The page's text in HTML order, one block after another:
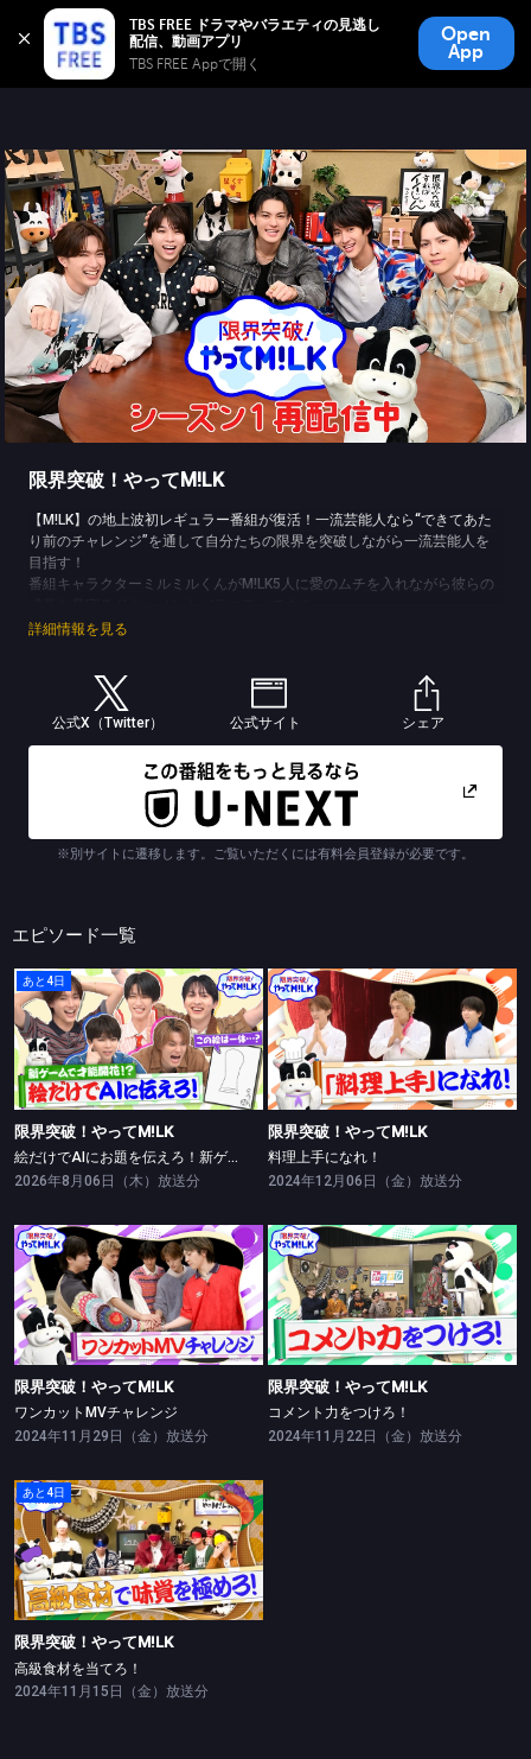
TBS FREE ドラマやバラエティの見逃し
TBS FREE Appで開く
Open
App
TBS FREE
無料見逃し配信
限界突破！やってM!LK
【M!LK】の地上波初レギュラー番組が復活！一流芸能人なら“できてあた
り前のチャレンジ”を通して自分たちの限界を突破しながら一流芸能人を
目指す！
番組キャラクターミルミルくんがM!LK5人に愛のムチを入れながら彼らの
(C)TBS
詳細情報を見る
公式X（Twitter） 公式サイト シェア
※別サイトに遷移します。ご覧いただくには有料会員登録が必要です。
エピソード一覧
あと4日
限界突破！やってM!LK
限界突破！やってM!LK
絵だけでAIにお題を伝えろ！新ゲームで絵の才能開花！？
2026年8月06日（木）放送分
限界突破！やってM!LK
料理上手になれ！
限界突破！やってM!LK
料理上手になれ！
2024年12月06日（金）放送分
限界突破！やってM!LK
ワンカットMVチャレンジ
限界突破！やってM!LK
ワンカットMVチャレンジ
2024年11月29日（金）放送分
限界突破！やってM!LK
コメント力をつけろ！
限界突破！やってM!LK
コメント力をつけろ！
2024年11月22日（金）放送分
あと4日
限界突破！やってM!LK
高級食材を当てろ！
限界突破！やってM!LK
高級食材を当てろ！
2024年11月15日（金）放送分